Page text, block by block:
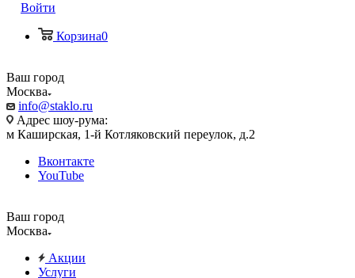
Войти
Корзина0
Ваш город
Москва
info@staklo.ru
Адрес шоу-рума:
м Каширская, 1-й Котляковский переулок, д.2
Вконтакте
YouTube
Ваш город
Москва
Акции
Услуги